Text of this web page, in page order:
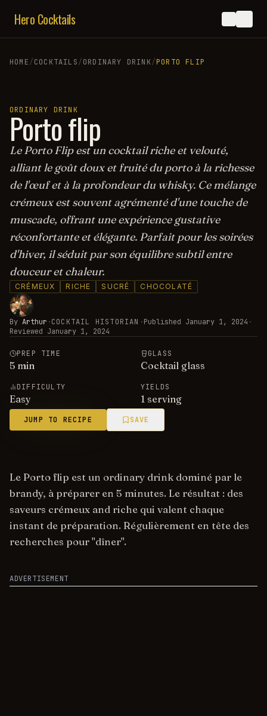
Hero Cocktails
HOME/COCKTAILS/ORDINARY DRINK/PORTO FLIP
ORDINARY DRINK
Porto flip
Le Porto Flip est un cocktail riche et velouté,
alliant le goût doux et fruité du porto à la richesse
de l'œuf et à la profondeur du whisky. Ce mélange
crémeux est souvent agrémenté d'une touche de
muscade, offrant une expérience gustative
réconfortante et élégante. Parfait pour les soirées
d'hiver, il séduit par son équilibre subtil entre
douceur et chaleur.
CRÉMEUX RICHE SUCRÉ CHOCOLATÉ
By Arthur ·COCKTAIL HISTORIAN ·Published January 1, 2024 ·
Reviewed January 1, 2024
PREP TIME
5 min
GLASS
Cocktail glass
DIFFICULTY
Easy
YIELDS
1 serving
JUMP TO RECIPE SAVE
Le Porto flip est un ordinary drink dominé par le
brandy, à préparer en 5 minutes. Le résultat : des
saveurs crémeux and riche qui valent chaque
instant de préparation. Régulièrement en tête des
recherches pour "dîner".
ADVERTISEMENT